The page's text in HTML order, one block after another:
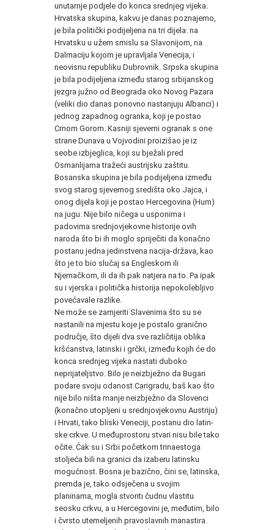
unutarnje podjele do konca srednjeg vijeka.
Hrvatska skupina, kakvu je danas poznajemo,
je bi­la politički podijeljena na tri dijela: na
Hrvatsku u užem smislu sa Slavonijom, na
Dalmaciju kojom je upravljala Venecija, i
neovisnu republiku Dubrovnik. Srpska skupina
je bila podijeljena između starog srbijanskog
jezgra južno od Beograda oko Novog Pazara
(veliki dio danas ponovno nastanjuju Albanci) i
jednog zapadnog ogranka, koji je postao
Crnom Gorom. Kasniji sjeverni ogranak s one
strane Dunava u Vojvodini proizišao je iz
seobe izbjeglica, ko­ji su bježali pred
Osmanlijama tražeći austrijsku zaštitu.
Bosanska skupina je bila podijeljena između
svog starog sjevernog središta oko Jajca, i
onog dijela koji je postao Hercegovina (Hum)
na jugu. Nije bilo ničega u usponima i
padovima srednjovjekovne historije ovih
naroda što bi ih moglo spriječiti da konačno
postanu jedna je­dinstvena nacija-država, kao
što je to bio slučaj sa Engleskom ili
Njemačkom, ili da ih pak natjera na to. Pa ipak
su i vjerska i poli­tička historija nepokolebljivo
povećavale razlike.
Ne može se zamjeriti Slavenima što su se
nastanili na mjes­tu koje je postalo granično
područje, što dijeli dva sve različitija oblika
kršćanstva, latinski i grčki, između kojih će do
konca sred­njeg vijeka nastati duboko
neprijateljstvo. Bilo je neizbježno da Bugari
podare svoju odanost Carigradu, baš kao što
nije bilo niš­ta manje neizbježno da Slovenci
(konačno utopljeni u srednjovje­kovnu Austriju)
i Hrvati, tako bliski Veneciji, postanu dio latin­
ske crkve. U međuprostoru stvari nisu bile tako
očite. Čak su i Sr­bi početkom trinaestoga
stoljeća bili na granici da izaberu latin­sku
mogućnost. Bosna je bazično, čini se, latinska,
premda je, ta­ko odsječena u svojim
planinama, mogla stvoriti čudnu vlastitu
seosku crkvu, a u Hercegovini je, međutim, bilo
i čvrsto uteme­ljenih pravoslavnih manastira.